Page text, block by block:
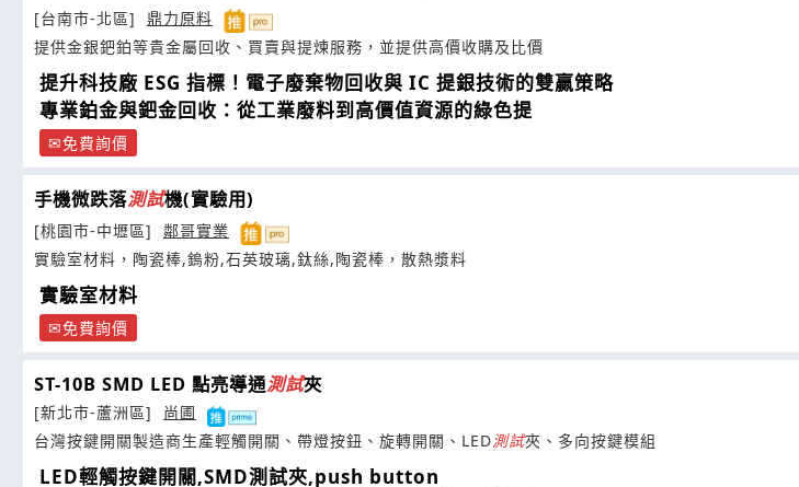
[台南市-北區]
鼎力原料
提供金銀鈀鉑等貴金屬回收、買賣與提煉服務，並提供高價收購及比價
提升科技廠 ESG 指標！電子廢棄物回收與 IC 提銀技術的雙贏策略
專業鉑金與鈀金回收：從工業廢料到高價值資源的綠色提
免費詢價
手機微跌落測試機(實驗用)
[桃園市-中壢區]
鄰哥實業
實驗室材料，陶瓷棒,鎢粉,石英玻璃,鈦絲,陶瓷棒，散熱漿料
實驗室材料
免費詢價
ST-10B SMD LED 點亮導通測試夾
[新北市-蘆洲區]
尚圃
台灣按鍵開關製造商生產輕觸開關、帶燈按鈕、旋轉開關、LED測試夾、多向按鍵模組
LED輕觸按鍵開關,SMD測試夾,push button